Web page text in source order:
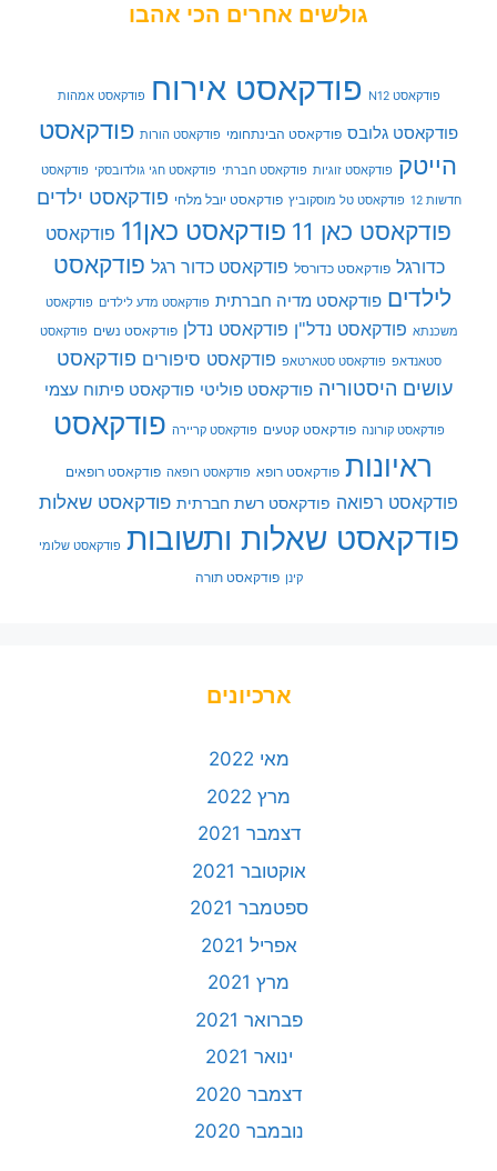
גולשים אחרים הכי אהבו
פודקאסט N12 פודקאסט אירוח פודקאסט אמהות
פודקאסט גלובס פודקאסט הבינתחומי פודקאסט הורות פודקאסט
הייטק פודקאסט זוגיות פודקאסט חברתי פודקאסט חגי גולדובסקי פודקאסט
חדשות 12 פודקאסט טל מוסקוביץ פודקאסט יובל מלחי פודקאסט ילדים
פודקאסט כאן 11 פודקאסט כאן11
פודקאסט
כדורגל פודקאסט כדורסל פודקאסט כדור רגל פודקאסט
לילדים פודקאסט מדיה חברתית פודקאסט מדע לילדים פודקאסט
משכנתא פודקאסט נדל"ן פודקאסט נדלן פודקאסט נשים פודקאסט
סטאנדאפ פודקאסט סטארטאפ פודקאסט סיפורים פודקאסט
עושים היסטוריה פודקאסט פוליטי פודקאסט פיתוח עצמי
פודקאסט קורונה פודקאסט קטעים פודקאסט קריירה פודקאסט
ראיונות פודקאסט רופא פודקאסט רופאה פודקאסט רופאים
פודקאסט רפואה פודקאסט רשת חברתית פודקאסט שאלות
פודקאסט שאלות ותשובות פודקאסט שלומי
קינן פודקאסט תורה
ארכיונים
מאי 2022
מרץ 2022
דצמבר 2021
אוקטובר 2021
ספטמבר 2021
אפריל 2021
מרץ 2021
פברואר 2021
ינואר 2021
דצמבר 2020
נובמבר 2020